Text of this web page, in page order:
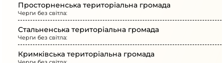
Просторненська територіальна громада
Черги без світла:
Стальненська територіальна громада
Черги без світла:
Кримківська територіальна громада